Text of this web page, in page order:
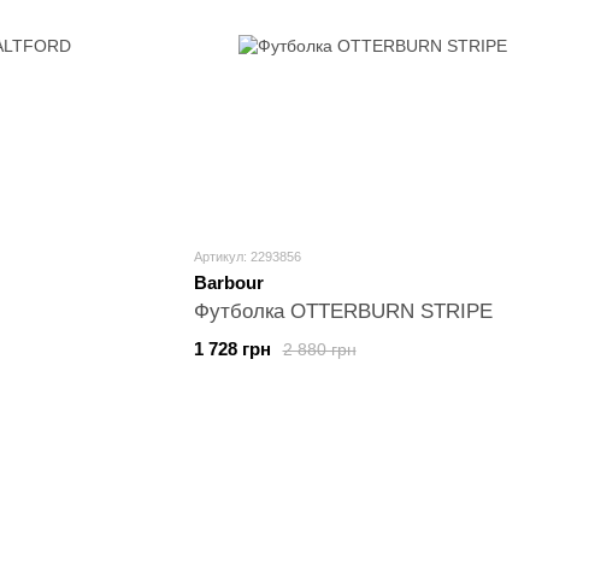
Артикул: 2293856
Barbour
Футболка OTTERBURN STRIPE
2 880 грн
1 728 грн